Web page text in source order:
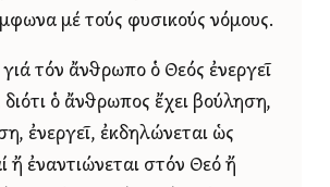
μέ τούς φυσικούς νόμους.
τόν ἄνθρωπο ὁ Θεός ἐνεργεῖ
διότι ὁ ἄνθρωπος ἔχει βούληση,
ἐνεργεῖ, ἐκδηλώνεται ὡς
ἤ ἐναντιώνεται στόν Θεό ἤ